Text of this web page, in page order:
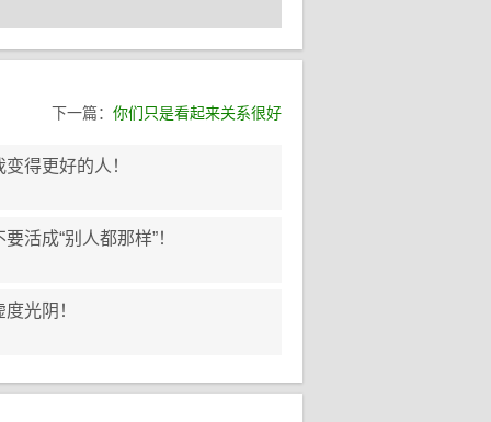
下一篇： 你们只是看起来关系很好
得更好的人！
活成“别人都那样”！
光阴！